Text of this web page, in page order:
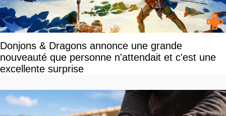
Donjons & Dragons annonce une grande
nouveauté que personne n'attendait et c'est une
excellente surprise